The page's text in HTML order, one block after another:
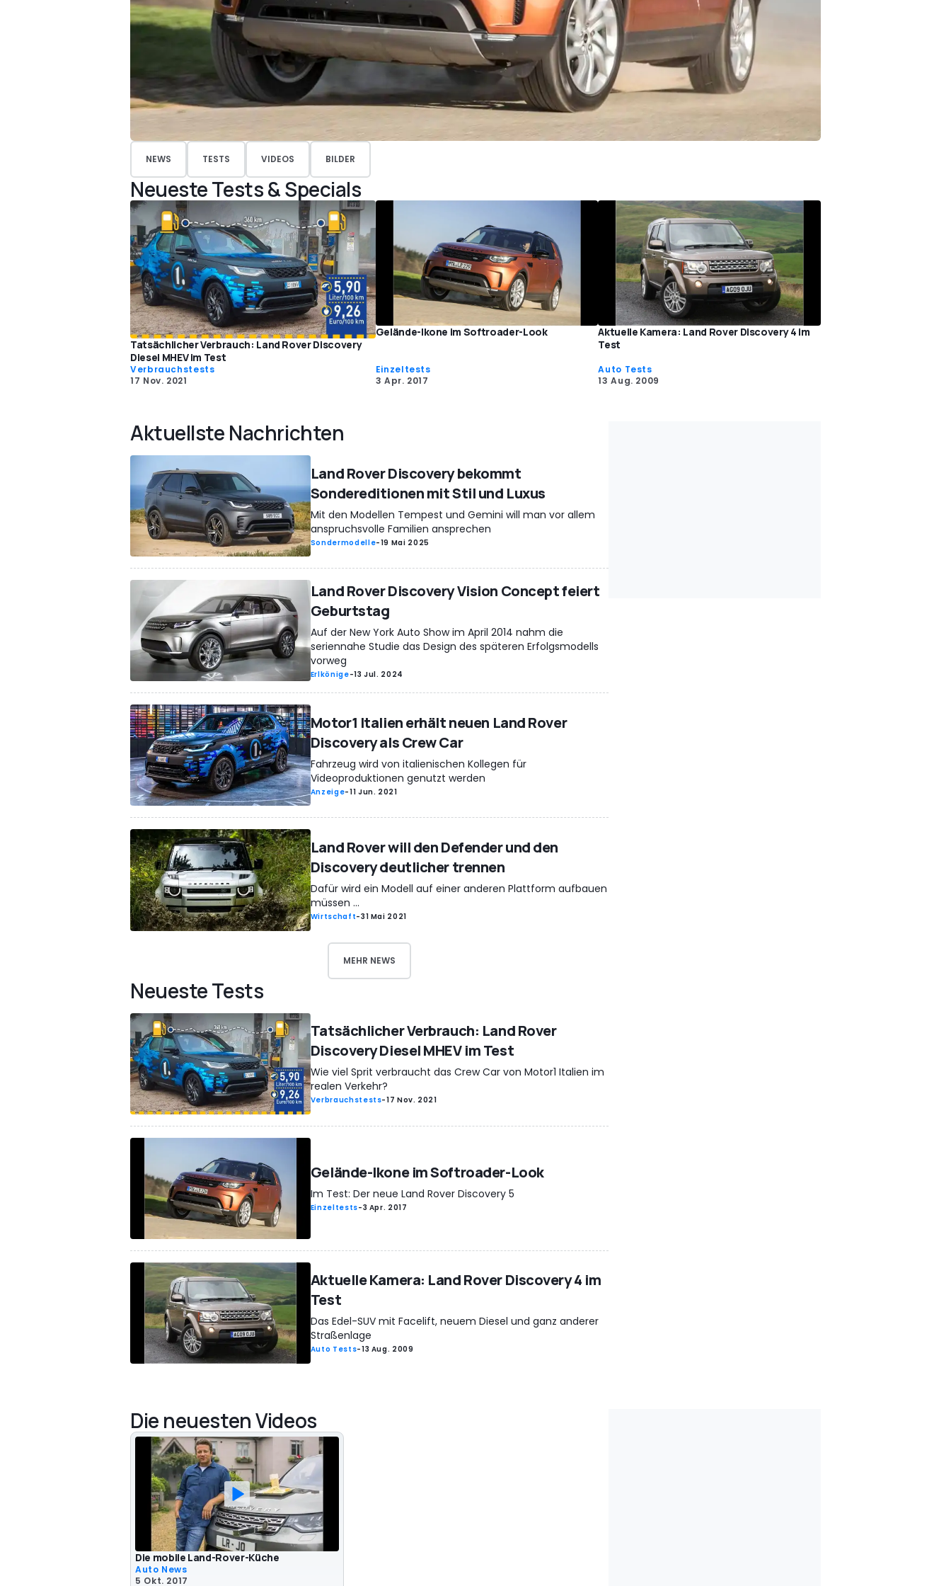
NEWS TESTS VIDEOS BILDER
Neueste Tests & Specials
Tatsächlicher Verbrauch: Land Rover Discovery
Diesel MHEV im Test
Verbrauchstests
17 Nov. 2021
Gelände-Ikone im Softroader-Look
Einzeltests
3 Apr. 2017
Aktuelle Kamera: Land Rover Discovery 4 im
Test
Auto Tests
13 Aug. 2009
Aktuellste Nachrichten
Land Rover Discovery bekommt
Sondereditionen mit Stil und Luxus
Mit den Modellen Tempest und Gemini will man vor allem
anspruchsvolle Familien ansprechen
Sondermodelle-19 Mai 2025
Land Rover Discovery Vision Concept feiert
Geburtstag
Auf der New York Auto Show im April 2014 nahm die
seriennahe Studie das Design des späteren Erfolgsmodells
vorweg
Erlkönige-13 Jul. 2024
Motor1 Italien erhält neuen Land Rover
Discovery als Crew Car
Fahrzeug wird von italienischen Kollegen für
Videoproduktionen genutzt werden
Anzeige-11 Jun. 2021
Land Rover will den Defender und den
Discovery deutlicher trennen
Dafür wird ein Modell auf einer anderen Plattform aufbauen
müssen ...
Wirtschaft-31 Mai 2021
MEHR NEWS
Neueste Tests
Tatsächlicher Verbrauch: Land Rover
Discovery Diesel MHEV im Test
Wie viel Sprit verbraucht das Crew Car von Motor1 Italien im
realen Verkehr?
Verbrauchstests-17 Nov. 2021
Gelände-Ikone im Softroader-Look
Im Test: Der neue Land Rover Discovery 5
Einzeltests-3 Apr. 2017
Aktuelle Kamera: Land Rover Discovery 4 im
Test
Das Edel-SUV mit Facelift, neuem Diesel und ganz anderer
Straßenlage
Auto Tests-13 Aug. 2009
Die neuesten Videos
Die mobile Land-Rover-Küche
Auto News
5 Okt. 2017